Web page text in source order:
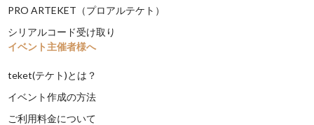
PRO ARTEKET（プロアルテケト）
シリアルコード受け取り
イベント主催者様へ
teket(テケト)とは？
イベント作成の方法
ご利用料金について